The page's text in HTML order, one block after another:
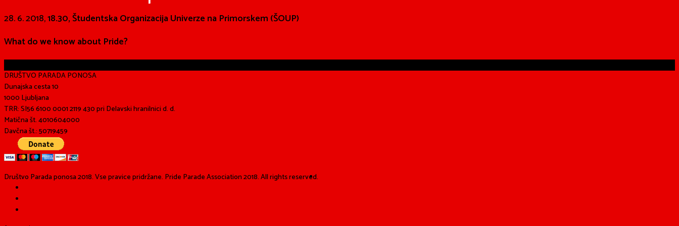
28. 6. 2018,18.30, Študentska Organizacija Univerze na Primorskem (ŠOUP)
What do we know about Pride?
DRUŠTVO PARADA PONOSA
Dunajska cesta 10
1000 Ljubljana
TRR: SI56 6100 0001 2119 430 pri Delavski hranilnici d. d.
Matična št. 4010604000
Davčna št.: 50719459
Društvo Parada ponosa 2018. Vse pravice pridržane. Pride Parade Association 2018. All rights reserved.